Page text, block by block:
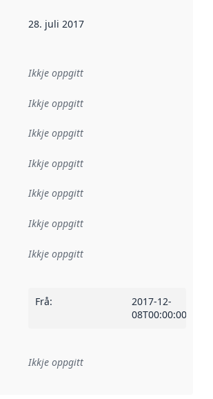
Denne datoen seier når dataa i dette
28. juli 2017
Ikkje oppgitt
Ikkje oppgitt
Ikkje oppgitt
Ikkje oppgitt
Ikkje oppgitt
Ikkje oppgitt
Ikkje oppgitt
Frå:
2017-12-
08T00:00:00Z
Referanse til ei implementeringsregel eller
Ikkje oppgitt